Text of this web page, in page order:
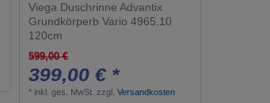
Viega Duschrinne Advantix
Grundkörperb Vario 4965.10
120cm
599,00 €
399,00 € *
* inkl. ges. MwSt. zzgl.Versandkosten